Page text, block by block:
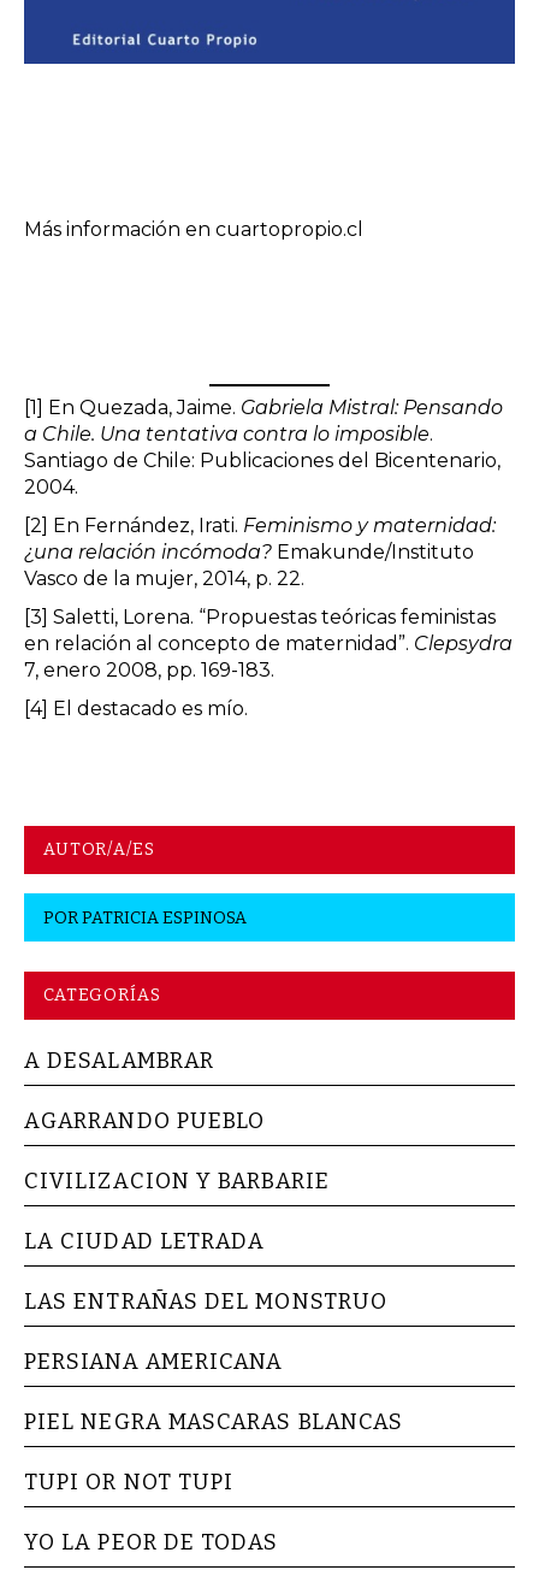
Más información en cuartopropio.cl
[1] En Quezada, Jaime. Gabriela Mistral: Pensando
a Chile. Una tentativa contra lo imposible.
Santiago de Chile: Publicaciones del Bicentenario,
2004.
[2]
En Fernández, Irati. Feminismo y maternidad:
¿una relación incómoda? Emakunde/Instituto
Vasco de la mujer, 2014, p. 22.
[3] Saletti, Lorena. “Propuestas teóricas feministas
en relación al concepto de maternidad”. Clepsydra
7, enero 2008, pp. 169-183.
[4] El destacado es mío.
AUTOR/A/ES
PORPATRICIA ESPINOSA
CATEGORÍAS
A DESALAMBRAR
AGARRANDO PUEBLO
CIVILIZACION Y BARBARIE
LA CIUDAD LETRADA
LAS ENTRAÑAS DEL MONSTRUO
PERSIANA AMERICANA
PIEL NEGRA MASCARAS BLANCAS
TUPI OR NOT TUPI
YO LA PEOR DE TODAS